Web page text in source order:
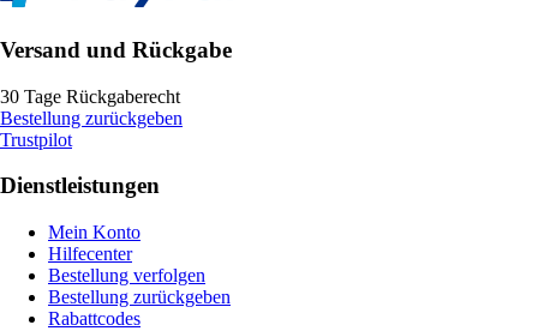
Versand und Rückgabe
30 Tage Rückgaberecht
Bestellung zurückgeben
Trustpilot
Dienstleistungen
Mein Konto
Hilfecenter
Bestellung verfolgen
Bestellung zurückgeben
Rabattcodes